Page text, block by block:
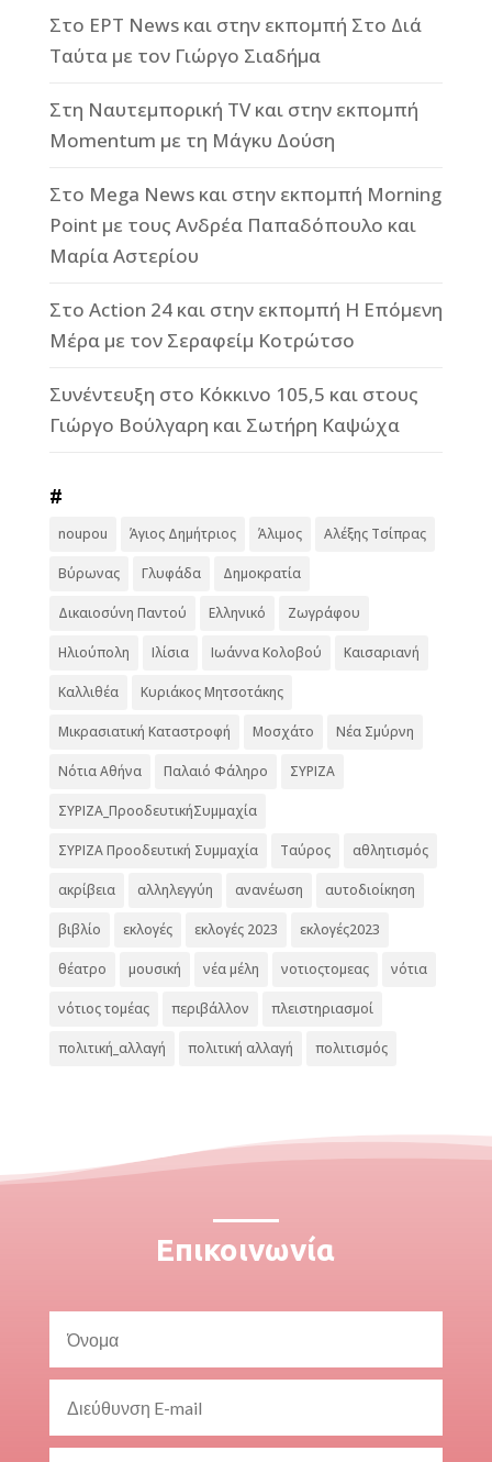
Στο ΕΡΤ News και στην εκπομπή Στο Διά
Ταύτα με τον Γιώργο Σιαδήμα
Στη Ναυτεμπορική TV και στην εκπομπή
Momentum με τη Μάγκυ Δούση
Στο Mega News και στην εκπομπή Morning
Point με τους Ανδρέα Παπαδόπουλο και
Μαρία Αστερίου
Στο Action 24 και στην εκπομπή Η Επόμενη
Μέρα με τον Σεραφείμ Κοτρώτσο
Συνέντευξη στο Κόκκινο 105,5 και στους
Γιώργο Βούλγαρη και Σωτήρη Καψώχα
#
noupou Άγιος Δημήτριος Άλιμος Αλέξης Τσίπρας
Βύρωνας Γλυφάδα Δημοκρατία
Δικαιοσύνη Παντού Ελληνικό Ζωγράφου
Ηλιούπολη Ιλίσια Ιωάννα Κολοβού Καισαριανή
Καλλιθέα Κυριάκος Μητσοτάκης
Μικρασιατική Καταστροφή Μοσχάτο Νέα Σμύρνη
Νότια Αθήνα Παλαιό Φάληρο ΣΥΡΙΖΑ
ΣΥΡΙΖΑ_ΠροοδευτικήΣυμμαχία
ΣΥΡΙΖΑ Προοδευτική Συμμαχία Ταύρος αθλητισμός
ακρίβεια αλληλεγγύη ανανέωση αυτοδιοίκηση
βιβλίο εκλογές εκλογές 2023 εκλογές2023
θέατρο μουσική νέα μέλη νοτιοςτομεας νότια
νότιος τομέας περιβάλλον πλειστηριασμοί
πολιτική_αλλαγή πολιτική αλλαγή πολιτισμός
Επικοινωνία